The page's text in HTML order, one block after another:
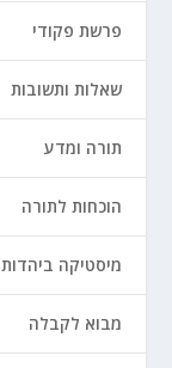
פרשת פקודי
שאלות ותשובות
תורה ומדע
הוכחות לתורה
מיסטיקה ביהדות
מבוא לקבלה